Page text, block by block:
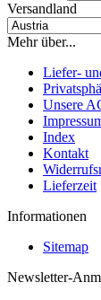
Versandland
Mehr über...
Liefer-
Unsere
Index
Kontakt
Lieferzeit
Informationen
Sitemap
Newsletter-